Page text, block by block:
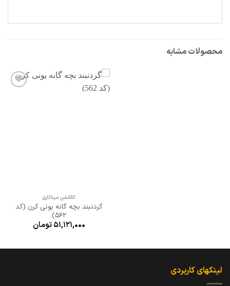
محصولات مشابه
کالکشن میناکاری
گردنبند بچه گانه یونی کرن (کد
562)
51,121,000 تومان
لینکهای کاربردی